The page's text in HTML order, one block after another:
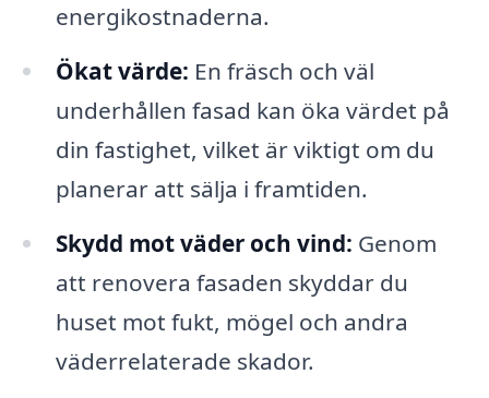
energikostnaderna.
Ökat värde: En fräsch och väl
underhållen fasad kan öka värdet på
din fastighet, vilket är viktigt om du
planerar att sälja i framtiden.
Skydd mot väder och vind: Genom
att renovera fasaden skyddar du
huset mot fukt, mögel och andra
väderrelaterade skador.